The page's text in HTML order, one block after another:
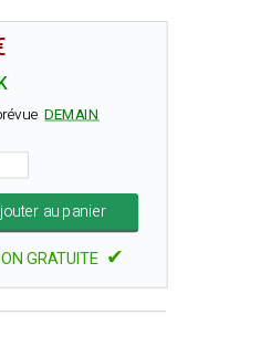
DEMAIN
au panier
GRATUITE ✔